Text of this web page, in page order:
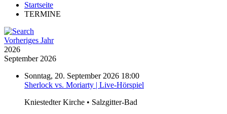
Startseite
TERMINE
Vorheriges Jahr
2026
September 2026
Sonntag, 20. September 2026 18:00
Sherlock vs. Moriarty | Live-Hörspiel
Kniestedter Kirche • Salzgitter-Bad